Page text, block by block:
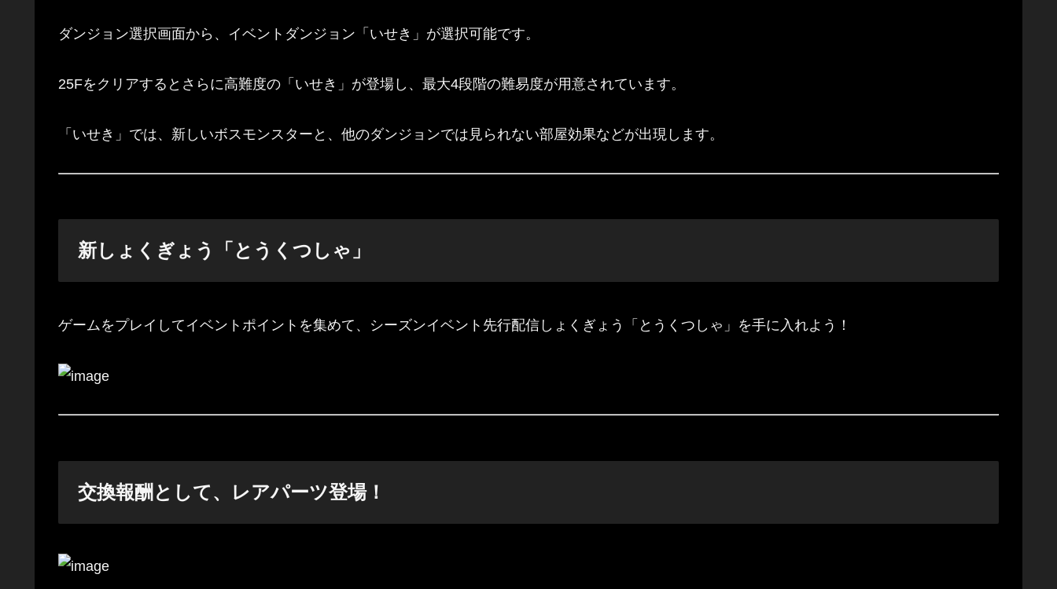
ダンジョン選択画面から、イベントダンジョン「いせき」が選択可能です。
25Fをクリアするとさらに高難度の「いせき」が登場し、最大4段階の難易度が用意されています。
「いせき」では、新しいボスモンスターと、他のダンジョンでは見られない部屋効果などが出現します。
新しょくぎょう「とうくつしゃ」
ゲームをプレイしてイベントポイントを集めて、シーズンイベント先行配信しょくぎょう「とうくつしゃ」を手に入れよう！
交換報酬として、レアパーツ登場！